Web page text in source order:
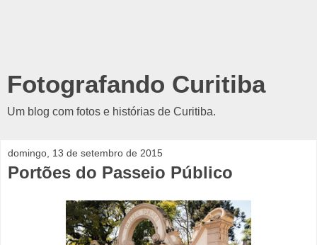
Fotografando Curitiba
Um blog com fotos e histórias de Curitiba.
domingo, 13 de setembro de 2015
Portões do Passeio Público